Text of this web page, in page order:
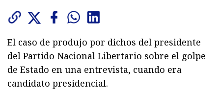
El caso de produjo por dichos del presidente
del Partido Nacional Libertario sobre el golpe
de Estado en una entrevista, cuando era
candidato presidencial.